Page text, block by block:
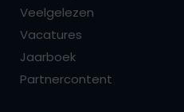
Veelgelezen
Vacatures
Jaarboek
Partnercontent